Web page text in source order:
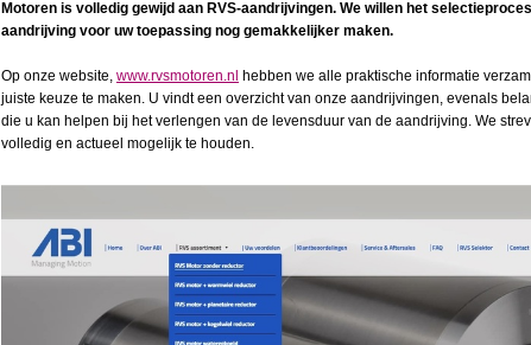
Motoren is volledig gewijd aan RVS-aandrijvingen. We willen het
aandrijving voor uw toepassing nog gemakkelijker maken.
Op onze website, www.rvsmotoren.nl hebben we alle praktische informatie
juiste keuze te maken. U vindt een overzicht van onze aandrijvingen, evenals
die u kan helpen bij het verlengen van de levensduur van de aandrijving. We
volledig en actueel mogelijk te houden.